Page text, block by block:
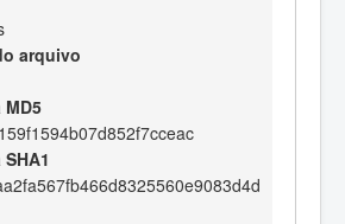
arquivo